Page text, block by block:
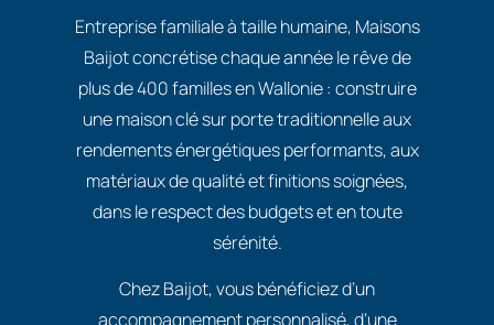
Entreprise familiale à taille humaine, Maisons
Baijot concrétise chaque année le rêve de
plus de 400 familles en Wallonie : construire
une maison clé sur porte traditionnelle aux
rendements énergétiques performants, aux
matériaux de qualité et finitions soignées,
dans le respect des budgets et en toute
sérénité.
Chez Baijot, vous bénéficiez d’un
accompagnement personnalisé, d’une